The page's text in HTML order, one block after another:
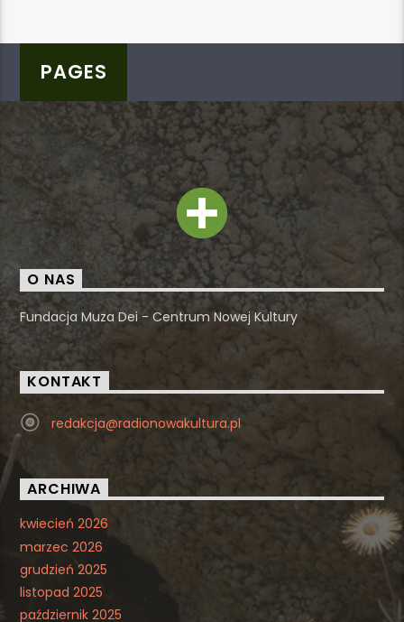
PAGES
O NAS
Fundacja Muza Dei - Centrum Nowej Kultury
KONTAKT
redakcja@radionowakultura.pl
ARCHIWA
kwiecień 2026
marzec 2026
grudzień 2025
listopad 2025
październik 2025